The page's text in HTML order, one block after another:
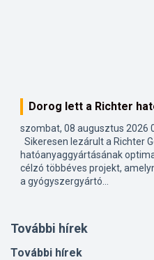
Dorog lett a Richter
szombat, 08 augusztus 2026
Sikeresen lezárult a Richter
hatóanyaggyártásának
célzó többéves projekt,
a gyógyszergyártó...
További hírek
További hírek